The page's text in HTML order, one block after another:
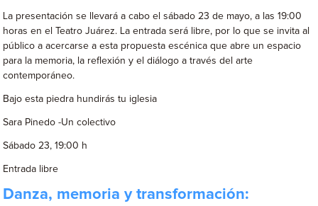
La presentación se llevará a cabo el sábado 23 de mayo, a las 19:00
horas en el Teatro Juárez. La entrada será libre, por lo que se invita al
público a acercarse a esta propuesta escénica que abre un espacio
para la memoria, la reflexión y el diálogo a través del arte
contemporáneo.
Bajo esta piedra hundirás tu iglesia
Sara Pinedo -Un colectivo
Sábado 23, 19:00 h
Entrada libre
Danza, memoria y transformación: